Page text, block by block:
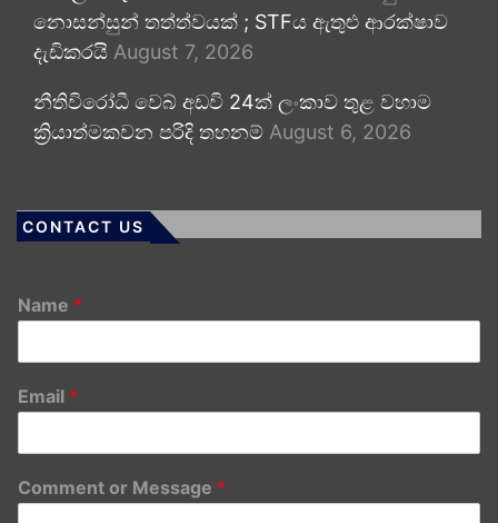
නොසන්සුන් තත්ත්වයක් ; STFය ඇතුළු ආරක්ෂාව
දැඩිකරයි August 7, 2026
නීතිවිරෝධී වෙබ් අඩවි 24ක් ලංකාව තුළ වහාම
ක්‍රියාත්මකවන පරිදි තහනම් August 6, 2026
CONTACT US
Name *
Email *
Comment or Message *